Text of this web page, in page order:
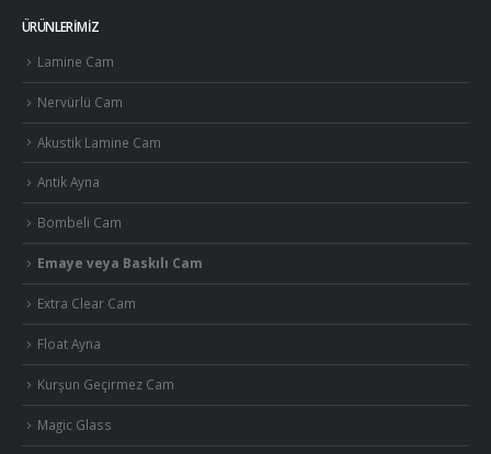
ÜRÜNLERİMİZ
Lamine Cam
Nervürlü Cam
Akustik Lamine Cam
Antik Ayna
Bombeli Cam
Emaye veya Baskılı Cam
Extra Clear Cam
Float Ayna
Kurşun Geçirmez Cam
Magic Glass